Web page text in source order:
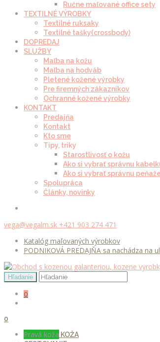
Ručne maľované office sety
TEXTILNÉ VÝROBKY
Textilné ruksaky
Textilné tašky(crossbody)
DOPREDAJ
SLUŽBY
Maľba na kožu
Maľba na hodváb
Pletené kožené výrobky
Pre firemných zákazníkov
Ochranné kožené výrobky
KONTAKT
Predajňa
Kontakt
Kto sme
Tipy, triky
Starostlivosť o kožu
Ako si vybrať správnu
Ako si vybrať správnu
Spolupráca
Články, novinky
vega@vegalm.sk +421 903 274 471
Katalóg maľovaných výrobkov
PODNIKOVÁ PREDAJŇA sa nachádza na
0
0
Pravá koža KOŽA